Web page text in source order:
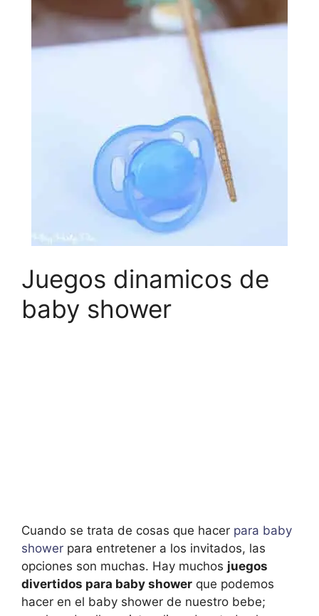
Juegos dinamicos de
baby shower
Cuando se trata de cosas que hacer para baby
shower para entretener a los invitados, las
opciones son muchas. Hay muchos juegos
divertidos para baby shower que podemos
hacer en el baby shower de nuestro bebe;